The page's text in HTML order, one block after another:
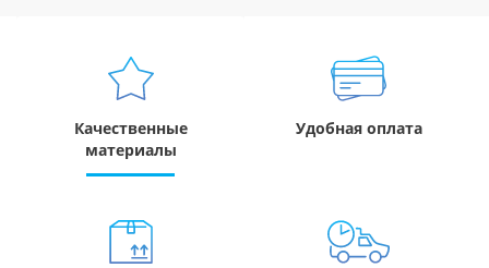
Качественные
материалы
Удобная оплата